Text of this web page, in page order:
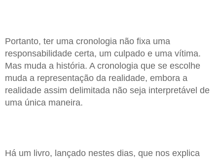
Portanto, ter uma cronologia não fixa uma
responsabilidade certa, um culpado e uma vítima.
Mas muda a história. A cronologia que se escolhe
muda a representação da realidade, embora a
realidade assim delimitada não seja interpretável de
uma única maneira.
Há um livro, lançado nestes dias, que nos explica